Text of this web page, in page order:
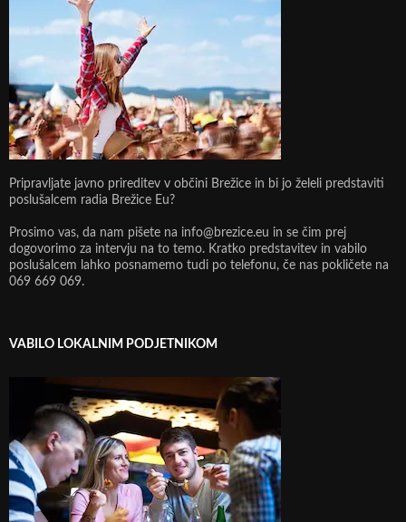
Pripravljate javno prireditev v občini Brežice in bi jo želeli predstaviti
poslušalcem radia Brežice Eu?
Prosimo vas, da nam pišete na info@brezice.eu in se čim prej
dogovorimo za intervju na to temo. Kratko predstavitev in vabilo
poslušalcem lahko posnamemo tudi po telefonu, če nas pokličete na
069 669 069.
VABILO LOKALNIM PODJETNIKOM